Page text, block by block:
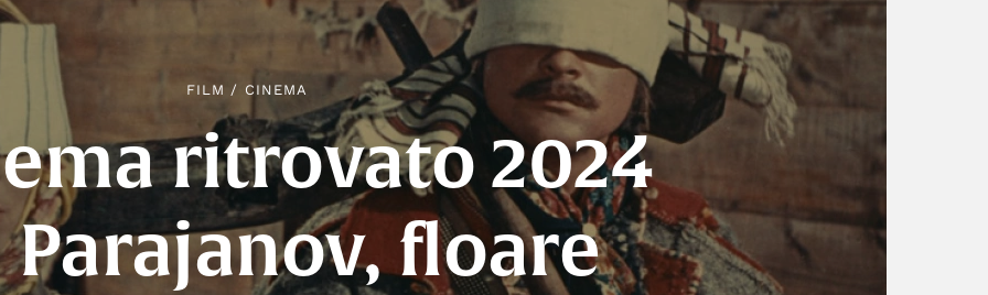
FILM / CINEMA
ritrovato 2024
Parajanov, floare